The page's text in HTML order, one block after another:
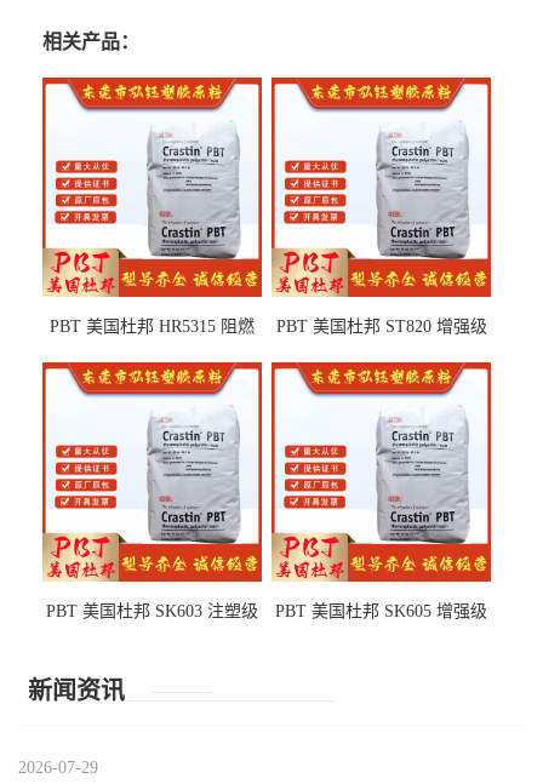
相关产品：
PBT 美国杜邦 HR5315 阻燃
部件
PBT 美国杜邦 ST820 增强级
PBT 美国杜邦 SK603 注塑级
PBT 美国杜邦 SK605 增强级
新闻资讯
2026-07-29